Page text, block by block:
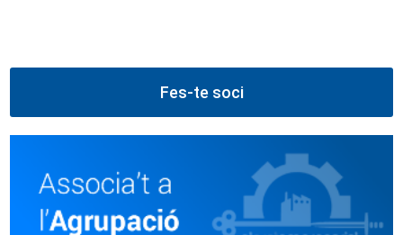
Fes-te soci